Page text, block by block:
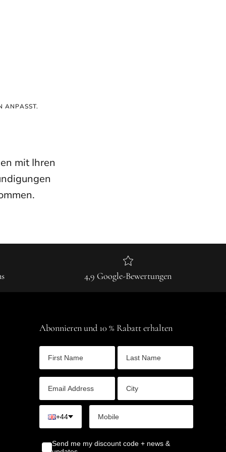
ANPASST.
mit Ihren
4,9 Google-Bewertungen
Abonnieren und 10 % Rabatt erhalten
+44
Send me my discount code + news &